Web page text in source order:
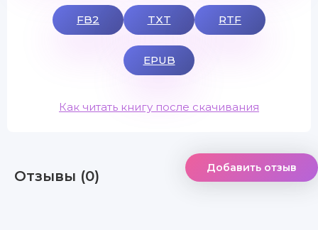
FB2 TXT RTF
EPUB
Как читать книгу после скачивания
Отзывы (0) Добавить отзыв